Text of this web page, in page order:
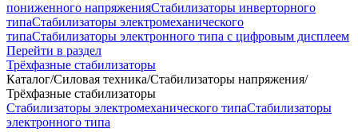
пониженного напряженияСтабилизаторы инверторного
типаСтабилизаторы электромеханического
типаСтабилизаторы электронного типа с цифровым дисплеем
Перейти в раздел
Трёхфазные стабилизаторы
Каталог/Силовая техника/Стабилизаторы напряжения/
Трёхфазные стабилизаторы
Стабилизаторы электромеханического типаСтабилизаторы
электронного типа